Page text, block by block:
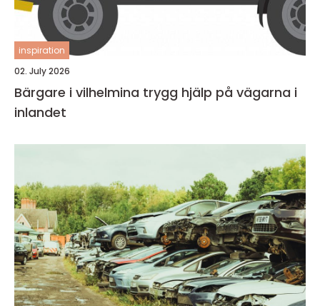
inspiration
02. July 2026
Bärgare i vilhelmina trygg hjälp på vägarna i
inlandet